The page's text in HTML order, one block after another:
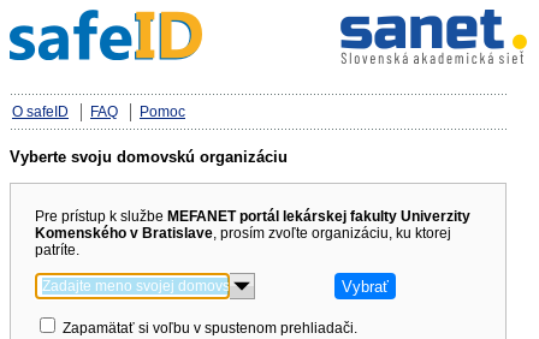
O safeID FAQ Pomoc
Vyberte svoju domovskú organizáciu
Pre prístup k službe MEFANET portál lekárskej fakulty Univerzity
Komenského v Bratislave, prosím zvoľte organizáciu, ku ktorej
patríte.
Zapamätať si voľbu v spustenom prehliadači.